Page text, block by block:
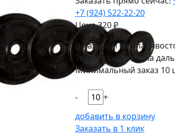
+7 (924) 522-22-20
Цена320₽
В наличии во
Товар находится на
Минимальный заказ 10
-
+
добавить в корзину
Заказать в 1 клик